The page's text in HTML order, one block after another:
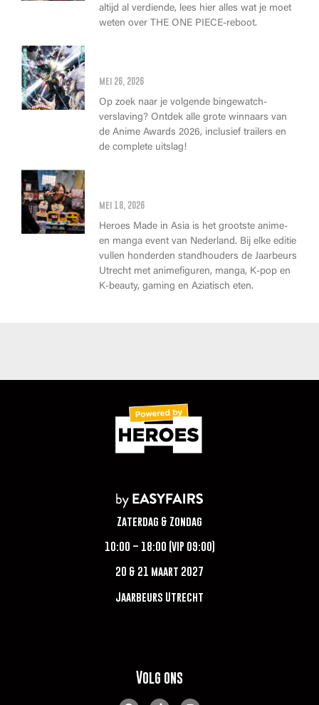
altijd al verdiende, lees hier alles wat je moet
weten over THE ONE PIECE-reboot.
mei 26, 2026
Op zoek naar je volgende bingewatch-
verslaving? Ontdek alle grote winnaars van
de Anime Awards 2026, inclusief trailers en
de complete uitslag!
mei 18, 2026
Heroes Made in Asia is het grootste anime-
en manga event van Nederland. Bij elke editie
vullen honderden standhouders de Jaarbeurs
Utrecht met animefiguren, manga, K-pop en
K-beauty, gaming en Aziatisch eten.
Zaterdag & Zondag
10:00 – 18:00 (VIP 09:00)
20 & 21 maart 2027
Jaarbeurs Utrecht
Volg ons